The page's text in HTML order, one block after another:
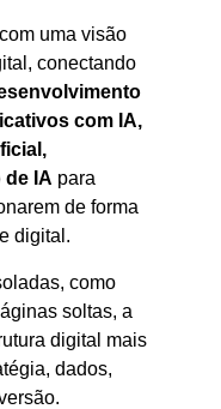
uma visão
conectando
com IA,
de IA para
de forma
digital.
como
soltas, a
digital mais
dados,